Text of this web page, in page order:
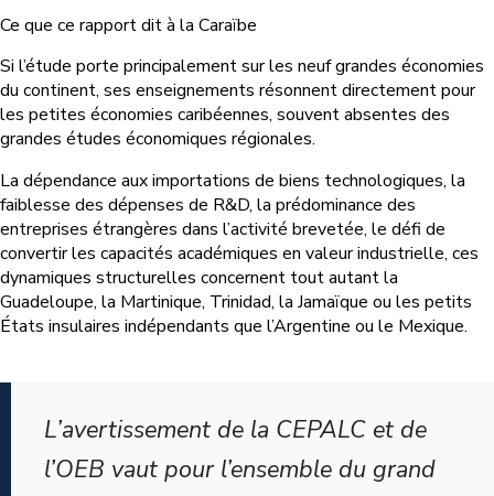
Ce que ce rapport dit à la Caraïbe
Si l’étude porte principalement sur les neuf grandes économies
du continent, ses enseignements résonnent directement pour
les petites économies caribéennes, souvent absentes des
grandes études économiques régionales.
La dépendance aux importations de biens technologiques, la
faiblesse des dépenses de R&D, la prédominance des
entreprises étrangères dans l’activité brevetée, le défi de
convertir les capacités académiques en valeur industrielle, ces
dynamiques structurelles concernent tout autant la
Guadeloupe, la Martinique, Trinidad, la Jamaïque ou les petits
États insulaires indépendants que l’Argentine ou le Mexique.
L’avertissement de la CEPALC et de
l’OEB vaut pour l’ensemble du grand